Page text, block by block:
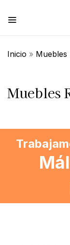
Inicio » Muebles
Muebles